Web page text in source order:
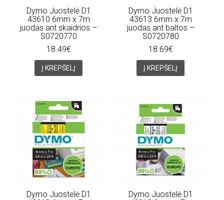
Dymo Juostelė D1
43610 6mm x 7m
juodas ant skaidrios –
S0720770
18.49€
Į KREPŠELĮ
Dymo Juostelė D1
43613 6mm x 7m
juodas ant baltos –
S0720780
18.69€
Į KREPŠELĮ
Dymo Juostelė D1
Dymo Juostelė D1